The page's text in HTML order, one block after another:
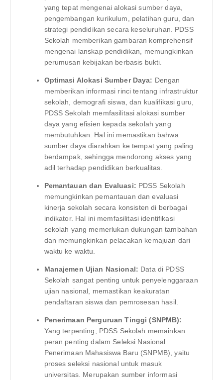
yang tepat mengenai alokasi sumber daya,
pengembangan kurikulum, pelatihan guru, dan
strategi pendidikan secara keseluruhan. PDSS
Sekolah memberikan gambaran komprehensif
mengenai lanskap pendidikan, memungkinkan
perumusan kebijakan berbasis bukti.
Optimasi Alokasi Sumber Daya: Dengan
memberikan informasi rinci tentang infrastruktur
sekolah, demografi siswa, dan kualifikasi guru,
PDSS Sekolah memfasilitasi alokasi sumber
daya yang efisien kepada sekolah yang
membutuhkan. Hal ini memastikan bahwa
sumber daya diarahkan ke tempat yang paling
berdampak, sehingga mendorong akses yang
adil terhadap pendidikan berkualitas.
Pemantauan dan Evaluasi: PDSS Sekolah
memungkinkan pemantauan dan evaluasi
kinerja sekolah secara konsisten di berbagai
indikator. Hal ini memfasilitasi identifikasi
sekolah yang memerlukan dukungan tambahan
dan memungkinkan pelacakan kemajuan dari
waktu ke waktu.
Manajemen Ujian Nasional: Data di PDSS
Sekolah sangat penting untuk penyelenggaraan
ujian nasional, memastikan keakuratan
pendaftaran siswa dan pemrosesan hasil.
Penerimaan Perguruan Tinggi (SNPMB):
Yang terpenting, PDSS Sekolah memainkan
peran penting dalam Seleksi Nasional
Penerimaan Mahasiswa Baru (SNPMB), yaitu
proses seleksi nasional untuk masuk
universitas. Merupakan sumber informasi